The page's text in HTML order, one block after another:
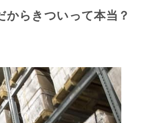
からきついって本当？